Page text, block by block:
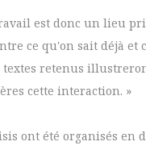
est donc un lieu
ce qu'on sait déjà et
textes retenus
cette interaction. »
ont été organisés en